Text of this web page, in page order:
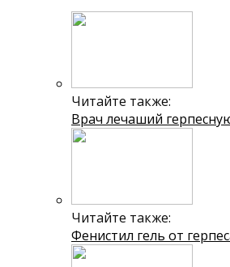
Читайте также:
Врач лечаший
Читайте также:
Фенистил гель от